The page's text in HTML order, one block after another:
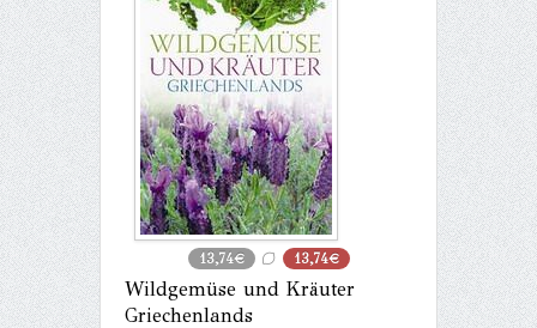
13,74€ 13,74€
Wildgemüse und Kräuter
Griechenlands